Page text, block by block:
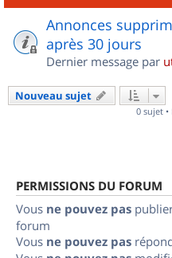
Annonces
après 30 jours
Dernier message par
Nouveau sujet
0 sujet •
PERMISSIONS DU FORUM
Vous ne pouvez pas
forum
Vous ne pouvez pas